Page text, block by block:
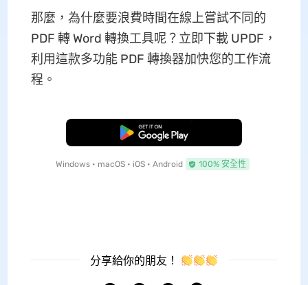
那麼，為什麼要浪費時間在線上嘗試不同的
PDF 轉 Word 轉換工具呢？立即下載 UPDF，
利用這款多功能 PDF 轉換器加快您的工作流
程。
免費下載
Windows • macOS • iOS • Android 100% 安全性
分享給你的朋友！